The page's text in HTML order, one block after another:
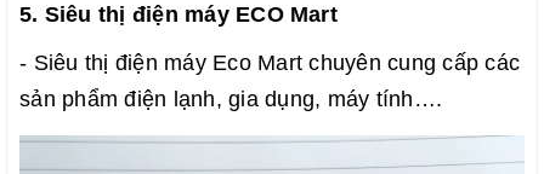
5. Siêu thị điện máy ECO Mart
- Siêu thị điện máy Eco Mart chuyên cung cấp các
sản phẩm điện lạnh, gia dụng, máy tính….